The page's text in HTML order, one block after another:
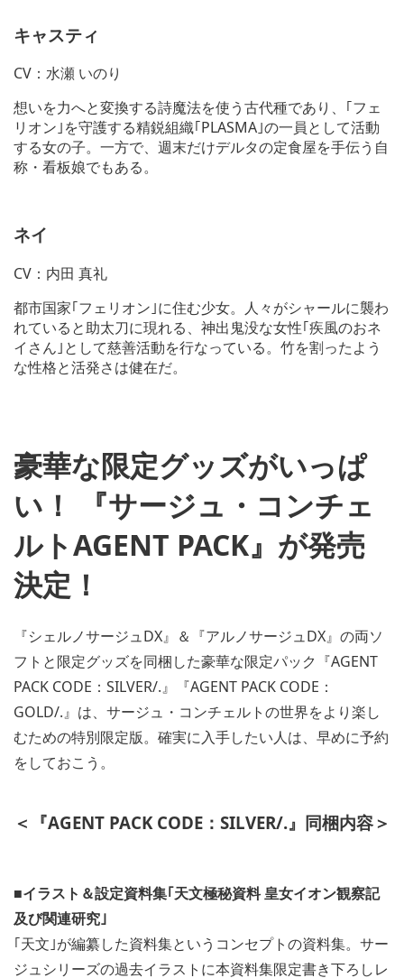
キャスティ
CV：水瀬 いのり
想いを力へと変換する詩魔法を使う古代種であり、｢フェ
リオン｣を守護する精鋭組織｢PLASMA｣の一員として活動
する女の子。一方で、週末だけデルタの定食屋を手伝う自
称・看板娘でもある。
ネイ
CV：内田 真礼
都市国家｢フェリオン｣に住む少女。人々がシャールに襲わ
れていると助太刀に現れる、神出鬼没な女性｢疾風のおネ
イさん｣として慈善活動を行なっている。竹を割ったよう
な性格と活発さは健在だ。
豪華な限定グッズがいっぱ
い！ 『サージュ・コンチェ
ルトAGENT PACK』が発売
決定！
『シェルノサージュDX』＆『アルノサージュDX』の両ソ
フトと限定グッズを同梱した豪華な限定パック『AGENT
PACK CODE：SILVER/.』『AGENT PACK CODE：
GOLD/.』は、サージュ・コンチェルトの世界をより楽し
むための特別限定版。確実に入手したい人は、早めに予約
をしておこう。
＜『AGENT PACK CODE：SILVER/.』同梱内容＞
■イラスト＆設定資料集｢天文極秘資料 皇女イオン観察記
及び関連研究｣
｢天文｣が編纂した資料集というコンセプトの資料集。サー
ジュシリーズの過去イラストに本資料集限定書き下ろしレ